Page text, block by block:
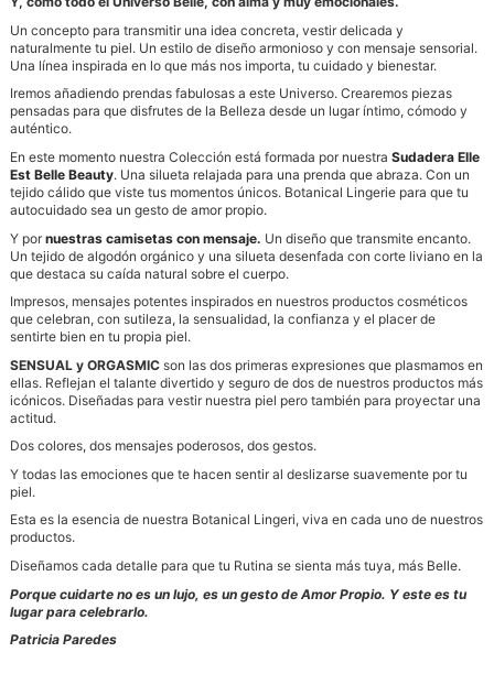
Un concepto para transmitir una idea concreta, vestir delicada y
naturalmente tu piel. Un estilo de diseño armonioso y con mensaje sensorial.
Una línea inspirada en lo que más nos importa, tu cuidado y bienestar.
Iremos añadiendo prendas fabulosas a este Universo. Crearemos piezas
pensadas para que disfrutes de la Belleza desde un lugar íntimo, cómodo y
auténtico.
En este momento nuestra Colección está formada por nuestra Sudadera Elle
Est Belle Beauty. Una silueta relajada para una prenda que abraza. Con un
tejido cálido que viste tus momentos únicos. Botanical Lingerie para que tu
autocuidado sea un gesto de amor propio.
Y pornuestras camisetas con mensaje. Un diseño que transmite encanto.
Un tejido de algodón orgánico y una silueta desenfada con corte liviano en la
que destaca su caída natural sobre el cuerpo.
Impresos, mensajes potentes inspirados en nuestros productos cosméticos
que celebran, con sutileza, la sensualidad, la confianza y el placer de
sentirte bien en tu propia piel.
SENSUAL y ORGASMIC son las dos primeras expresiones que plasmamos en
ellas. Reflejan el talante divertido y seguro de dos de nuestros productos más
icónicos. Diseñadas para vestir nuestra piel pero también para proyectar una
actitud.
Dos colores, dos mensajes poderosos, dos gestos.
Y todas las emociones que te hacen sentir al deslizarse suavemente por tu
piel.
Esta es la esencia de nuestra Botanical Lingeri, viva en cada uno de nuestros
productos.
Diseñamos cada detalle para que tu Rutina se sienta más tuya, más Belle.
Porque cuidarte no es un lujo, es un gesto de Amor Propio. Y este es tu
lugar para celebrarlo.
Patricia Paredes